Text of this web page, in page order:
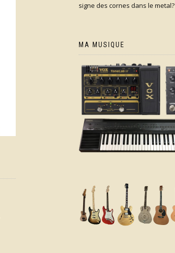
signe des cornes dans le metal?
MA MUSIQUE